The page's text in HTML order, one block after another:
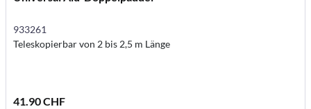
933261
Teleskopierbar von 2 bis 2,5 m Länge
41.90 CHF